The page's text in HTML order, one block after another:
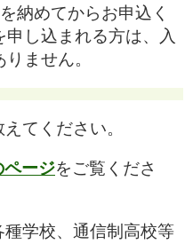
納めてからお申込く
し込まれる方は、入
ません。
てください。
ページをご覧くださ
学校、通信制高校等